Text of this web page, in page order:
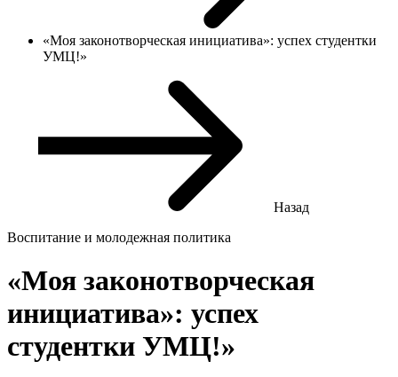
«Моя законотворческая инициатива»: успех студентки
УМЦ!»
Назад
Воспитание и молодежная политика
«Моя законотворческая
инициатива»: успех
студентки УМЦ!»